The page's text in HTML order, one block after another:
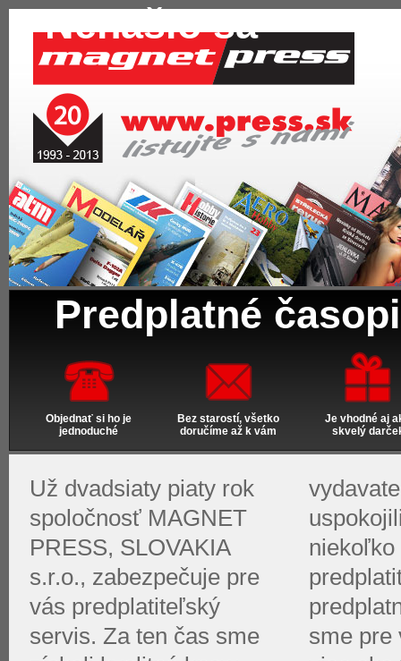
Predplatné
Objednať si ho je
jednoduché
Bez starostí, všetko
doručíme až k vám
Je vhodné aj
skvelý
Už dvadsiaty piaty rok
spoločnosť MAGNET
PRESS, SLOVAKIA
s.r.o., zabezpečuje pre
vás predplatiteľský
servis. Za ten čas sme
sme pre
Nenašlo sa